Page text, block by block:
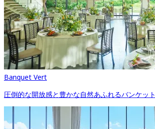
Banquet Vert
圧倒的な開放感と​豊かな自然あふれるバンケット